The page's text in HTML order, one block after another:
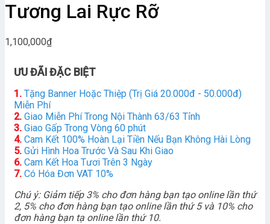
Tương Lai Rực Rỡ
1,100,000₫
ƯU ĐÃI ĐẶC BIỆT
1. Tặng Banner Hoặc Thiệp (Trị Giá 20.000đ - 50.000đ)
Miễn Phí
2. Giao Miễn Phí Trong Nội Thành 63/63 Tỉnh
3. Giao Gấp Trong Vòng 60 phút
4. Cam Kết 100% Hoàn Lại Tiền Nếu Bạn Không Hài Lòng
5. Gửi Hình Hoa Trước Và Sau Khi Giao
6. Cam Kết Hoa Tươi Trên 3 Ngày
7. Có Hóa Đơn VAT 10%
Chú ý: Giảm tiếp 3% cho đơn hàng bạn tạo online lần thứ
2, 5% cho đơn hàng bạn tạo online lần thứ 5 và 10% cho
đơn hàng bạn tạ online lần thứ 10.